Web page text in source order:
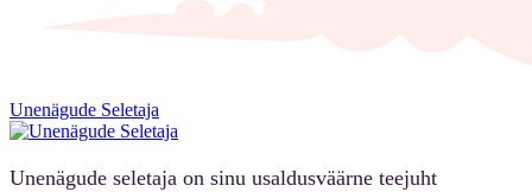
Unenägude Seletaja
Unenägude seletaja on sinu usaldusväärne teejuht